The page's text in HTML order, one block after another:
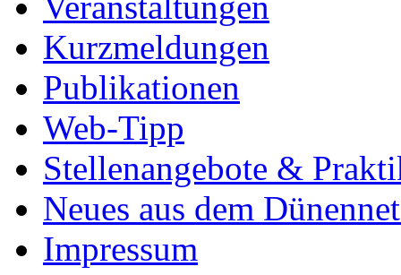
Kurzmeldungen
Publikationen
Web-Tipp
Stellenangebote &
Neues aus dem
Impressum